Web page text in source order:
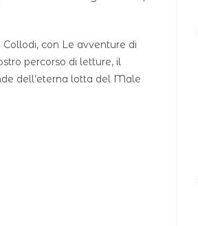
con Le avventure di
percorso di letture, il
dell’eterna lotta del Male